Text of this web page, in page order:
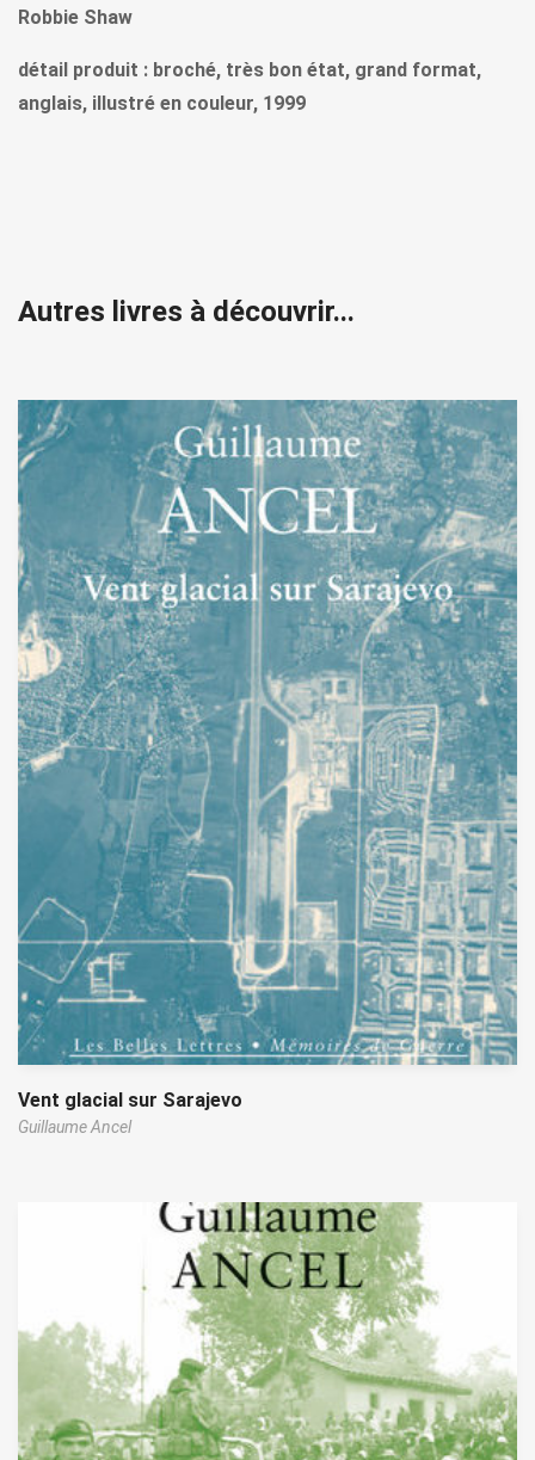
Robbie Shaw
détail produit : broché, très bon état, grand format,
anglais, illustré en couleur, 1999
Autres livres à découvrir...
Vent glacial sur Sarajevo
Guillaume Ancel